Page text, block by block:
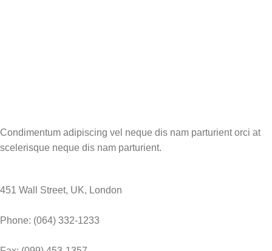
Condimentum adipiscing vel neque dis nam parturient orci at
scelerisque neque dis nam parturient.
451 Wall Street, UK, London
Phone: (064) 332-1233